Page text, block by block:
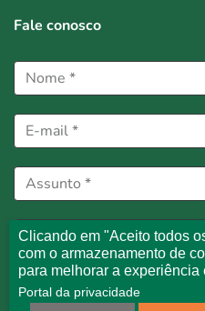
Fale conosco
Clicando em "Aceito todos
com o armazenamento de
para melhorar a experiência
Portal da privacidade